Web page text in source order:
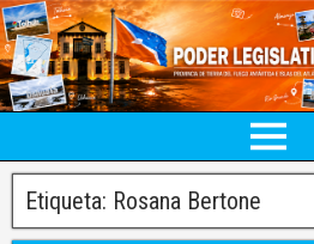
Etiqueta: Rosana Bertone